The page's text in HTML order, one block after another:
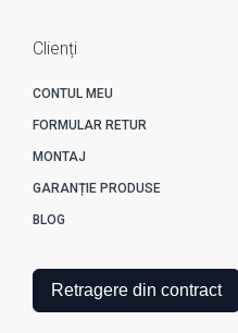
Clienți
CONTUL MEU
FORMULAR RETUR
MONTAJ
GARANȚIE PRODUSE
BLOG
Retragere din contract